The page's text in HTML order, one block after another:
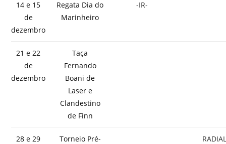
14 e 15
de
dezembro
Regata Dia do
Marinheiro
-IR-
21 e 22
de
dezembro
Taça
Fernando
Boani de
Laser e
Clandestino
de Finn
28 e 29
Torneio Pré-